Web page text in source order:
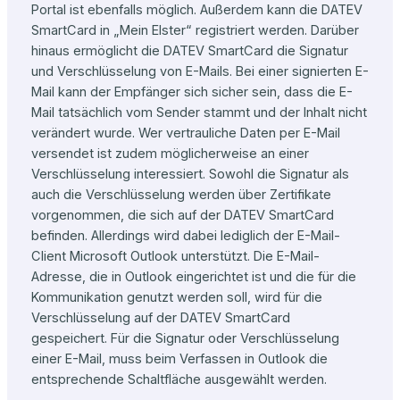
Portal ist ebenfalls möglich. Außerdem kann die DATEV
SmartCard in „Mein Elster“ registriert werden. Darüber
hinaus ermöglicht die DATEV SmartCard die Signatur
und Verschlüsselung von E-Mails. Bei einer signierten E-
Mail kann der Empfänger sich sicher sein, dass die E-
Mail tatsächlich vom Sender stammt und der Inhalt nicht
verändert wurde. Wer vertrauliche Daten per E-Mail
versendet ist zudem möglicherweise an einer
Verschlüsselung interessiert. Sowohl die Signatur als
auch die Verschlüsselung werden über Zertifikate
vorgenommen, die sich auf der DATEV SmartCard
befinden. Allerdings wird dabei lediglich der E-Mail-
Client Microsoft Outlook unterstützt. Die E-Mail-
Adresse, die in Outlook eingerichtet ist und die für die
Kommunikation genutzt werden soll, wird für die
Verschlüsselung auf der DATEV SmartCard
gespeichert. Für die Signatur oder Verschlüsselung
einer E-Mail, muss beim Verfassen in Outlook die
entsprechende Schaltfläche ausgewählt werden.